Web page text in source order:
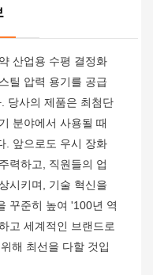
산업용 수평 결정화
틸 압력 용기를 공급
당사의 제품은 최첨단
분야에서 사용될 때
. 앞으로도 우시 장화
력하고, 직원들의 업
시키며, 기술 혁신을
꾸준히 높여 '100년 역
고 세계적인 브랜드로
해 최선을 다할 것입